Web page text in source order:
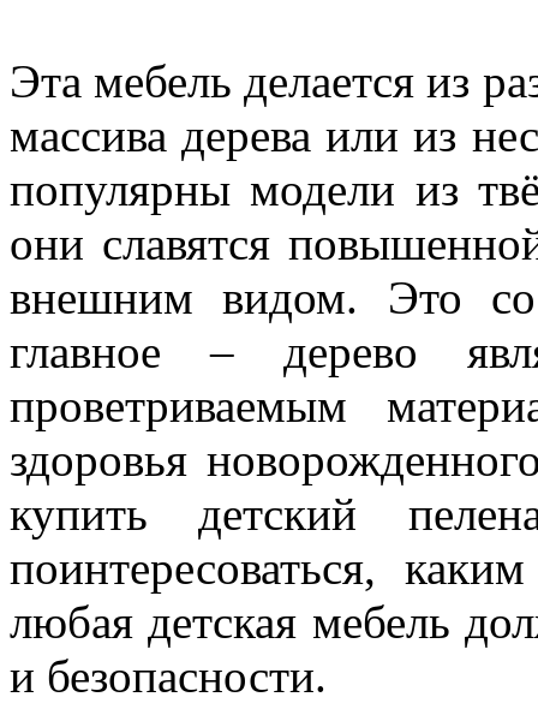
Эта мебель делается из
массива дерева или из
популярны модели из
они славятся
внешним видом. Это
главное – дерево
проветриваемым
здоровья
купить детский
поинтересоваться,
любая детская мебель
и безопасности.